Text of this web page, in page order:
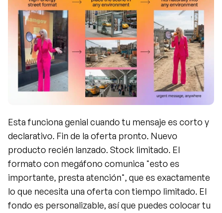
Esta funciona genial cuando tu mensaje es corto y
declarativo. Fin de la oferta pronto. Nuevo
producto recién lanzado. Stock limitado. El
formato con megáfono comunica "esto es
importante, presta atención", que es exactamente
lo que necesita una oferta con tiempo limitado. El
fondo es personalizable, así que puedes colocar tu